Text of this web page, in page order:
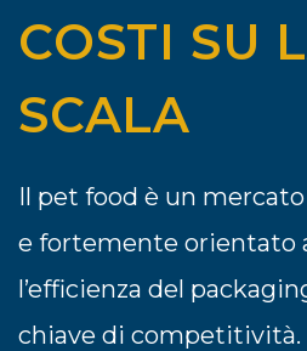
COSTI SU
SCALA
Il pet food è un
e fortemente orientato
l’efficienza del
chiave di competitività.